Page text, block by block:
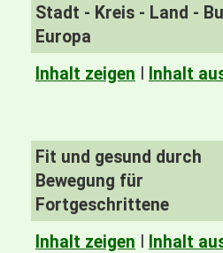
Stadt - Kreis - Land -
Europa
Inhalt zeigen
Inhalt
Fit und gesund durch
Bewegung für
Fortgeschrittene
Inhalt zeigen
Inhalt